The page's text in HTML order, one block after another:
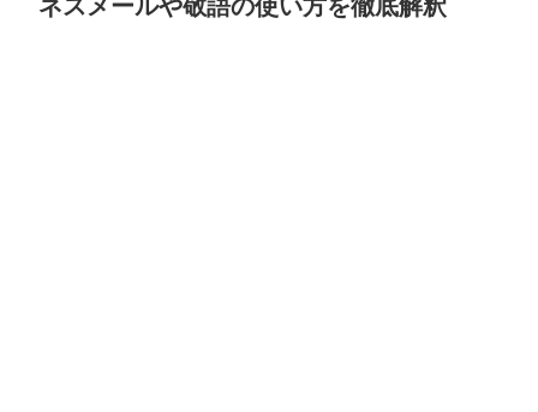
ネスメールや敬語の使い方を徹底解釈